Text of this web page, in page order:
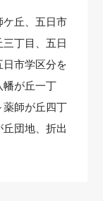
ケ丘、五日市
丁目、五日
市学区分を
幡が丘一丁
薬師が丘四丁
団地、折出